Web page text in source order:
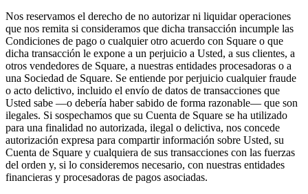
Nos reservamos el derecho de no autorizar ni liquidar operaciones
que nos remita si consideramos que dicha transacción incumple las
Condiciones de pago o cualquier otro acuerdo con Square o que
dicha transacción le expone a un perjuicio a Usted, a sus clientes, a
otros vendedores de Square, a nuestras entidades procesadoras o a
una Sociedad de Square. Se entiende por perjuicio cualquier fraude
o acto delictivo, incluido el envío de datos de transacciones que
Usted sabe —o debería haber sabido de forma razonable— que son
ilegales. Si sospechamos que su Cuenta de Square se ha utilizado
para una finalidad no autorizada, ilegal o delictiva, nos concede
autorización expresa para compartir información sobre Usted, su
Cuenta de Square y cualquiera de sus transacciones con las fuerzas
del orden y, si lo consideremos necesario, con nuestras entidades
financieras y procesadoras de pagos asociadas.